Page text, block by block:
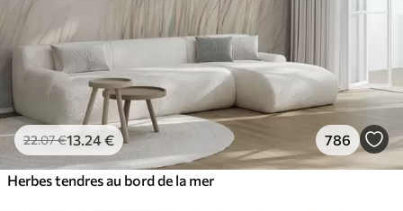
22.07€13 .24€ 786
Herbes tendres au bord de la mer